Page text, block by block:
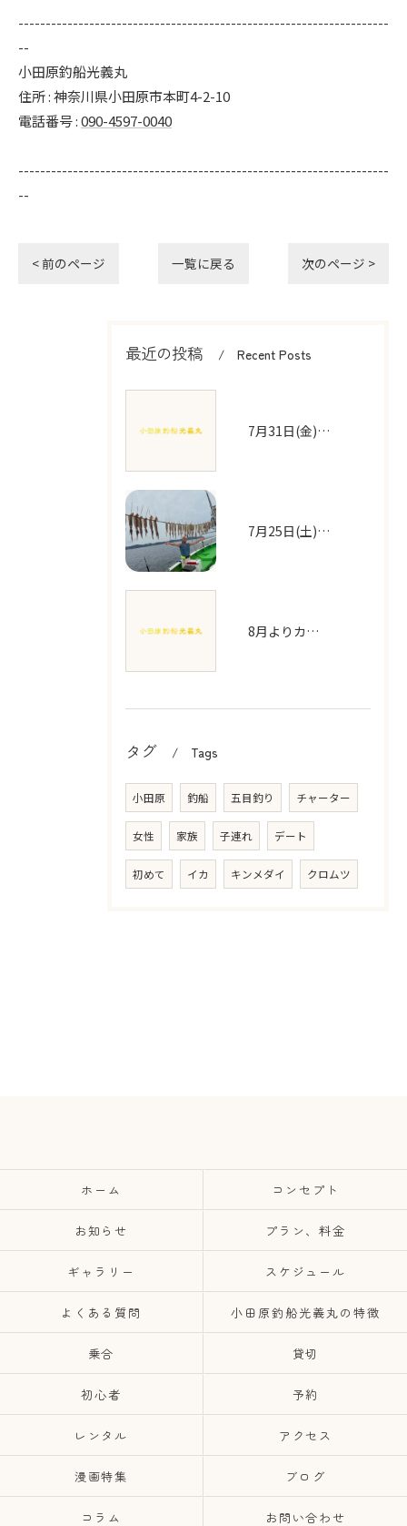
--------------------------------------------------------------------
--
小田原釣船光義丸
住所 : 神奈川県小田原市本町4-2-10
電話番号 :090-4597-0040
--------------------------------------------------------------------
--
< 前のページ 一覧に戻る 次のページ >
最近の投稿 Recent Posts
7月31日(金) 空いてます！
7月25日(土)乗合スルメイカ船募集中です！
8月よりカツオ、キハダ船値上げをさせていただきます！
タグ Tags
小田原 釣船 五目釣り チャーター
女性 家族 子連れ デート
初めて イカ キンメダイ クロムツ
ホーム コンセプト
お知らせ プラン、料金
ギャラリー スケジュール
よくある質問 小田原釣船光義丸の特徴
乗合 貸切
初心者 予約
レンタル アクセス
漫画特集 ブログ
コラム お問い合わせ